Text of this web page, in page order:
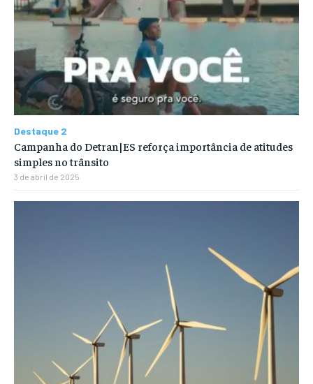
Destaque 2
Campanha do Detran|ES reforça importância de atitudes
simples no trânsito
3 de abril de 2025